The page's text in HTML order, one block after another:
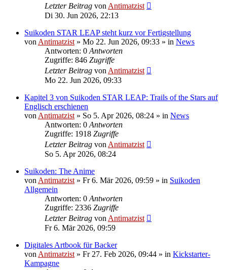
Letzter Beitrag von Antimatzist
Di 30. Jun 2026, 22:13
Suikoden STAR LEAP steht kurz vor Fertigstellung
von Antimatzist » Mo 22. Jun 2026, 09:33 » in News
Antworten: 0 Antworten
Zugriffe: 846 Zugriffe
Letzter Beitrag von Antimatzist
Mo 22. Jun 2026, 09:33
Kapitel 3 von Suikoden STAR LEAP: Trails of the Stars auf
Englisch erschienen
von Antimatzist » So 5. Apr 2026, 08:24 » in News
Antworten: 0 Antworten
Zugriffe: 1918 Zugriffe
Letzter Beitrag von Antimatzist
So 5. Apr 2026, 08:24
Suikoden: The Anime
von Antimatzist » Fr 6. Mär 2026, 09:59 » in Suikoden
Allgemein
Antworten: 0 Antworten
Zugriffe: 2336 Zugriffe
Letzter Beitrag von Antimatzist
Fr 6. Mär 2026, 09:59
Digitales Artbook für Backer
von Antimatzist » Fr 27. Feb 2026, 09:44 » in Kickstarter-
Kampagne